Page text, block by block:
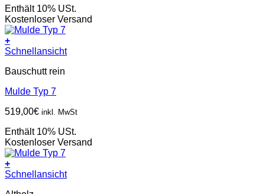
Enthält 10% USt.
Kostenloser Versand
+
Schnellansicht
Bauschutt rein
Mulde Typ 7
519,00€ inkl. MwSt
Enthält 10% USt.
Kostenloser Versand
+
Schnellansicht